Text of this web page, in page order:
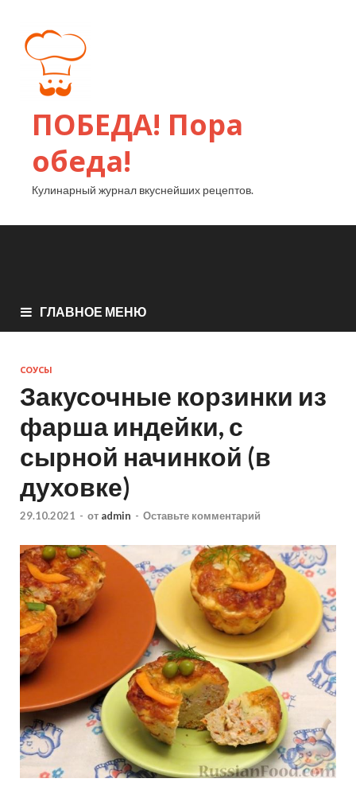
ПОБЕДА! Пора
обеда!
Кулинарный журнал вкуснейших рецептов.
ГЛАВНОЕ МЕНЮ
СОУСЫ
Закусочные корзинки из
фарша индейки, с
сырной начинкой (в
духовке)
29.10.2021 - от admin - Оставьте комментарий